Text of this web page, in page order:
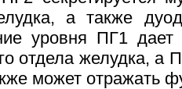
а также
уровня ПГ1
отдела желудка, а
может отражать